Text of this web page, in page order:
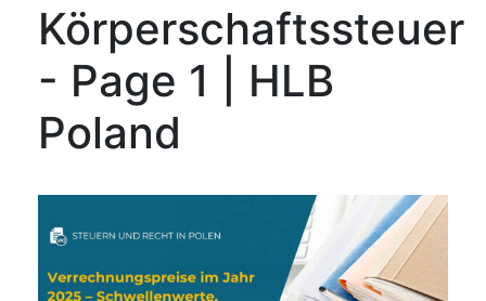
Körperschaftssteuer
- Page 1 | HLB
Poland